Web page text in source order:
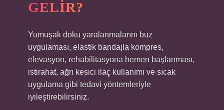
GELIR?
Yumuşak doku yaralanmalarını buz
uygulaması, elastik bandajla kompres,
elevasyon, rehabilitasyona hemen başlanması,
istirahat, ağrı kesici ilaç kullanımı ve sıcak
uygulama gibi tedavi yöntemleriyle
iyileştirebilirsiniz.